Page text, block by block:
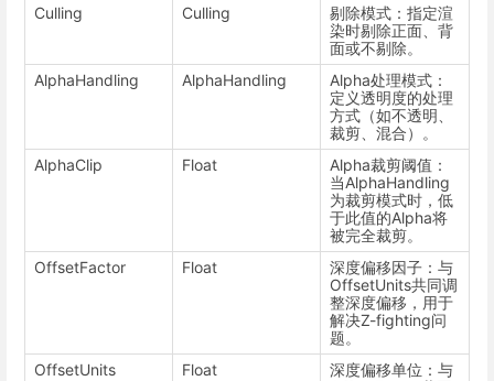
Culling
Culling
剔除模式：指定渲
染时剔除正面、背
面或不剔除。
AlphaHandling
AlphaHandling
Alpha处理模式：
定义透明度的处理
方式（如不透明、
裁剪、混合）。
AlphaClip
Float
Alpha裁剪阈值：
当AlphaHandling
为裁剪模式时，低
于此值的Alpha将
被完全裁剪。
OffsetFactor
Float
深度偏移因子：与
OffsetUnits共同调
整深度偏移，用于
解决Z-fighting问
题。
OffsetUnits
Float
深度偏移单位：与